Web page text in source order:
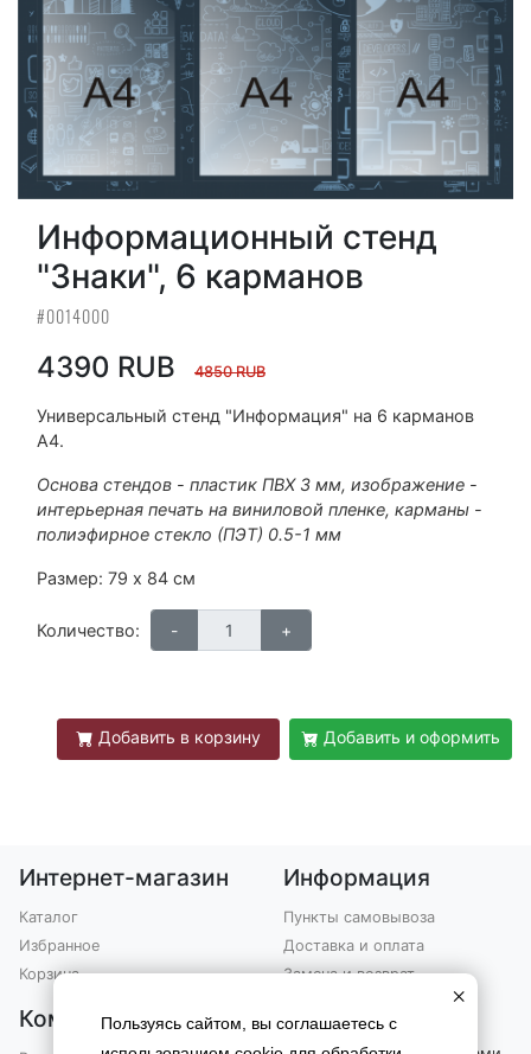
Информационный стенд
"Знаки", 6 карманов
#0014000
4390 RUB 4850 RUB
Универсальный стенд "Информация" на 6 карманов
А4.
Основа стендов - пластик ПВХ 3 мм, изображение -
интерьерная печать на виниловой пленке, карманы -
полиэфирное стекло (ПЭТ) 0.5-1 мм
Размер: 79 х 84 см
Количество:
Добавить в корзину Добавить и оформить
Интернет-магазин
Каталог
Избранное
Корзина
Информация
Пункты самовывоза
Доставка и оплата
Замена и возврат
Компания Контакты
×
Пользуясь сайтом, вы соглашаетесь с